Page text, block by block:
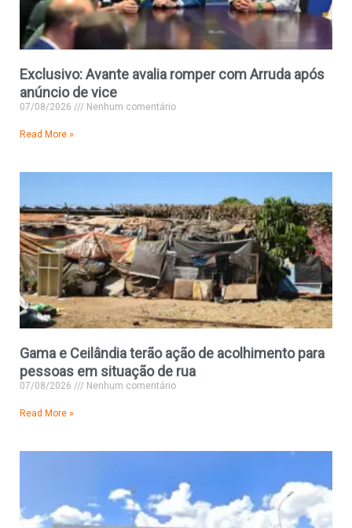
Exclusivo: Avante avalia romper com Arruda após
anúncio de vice
07/08/2026 Nenhum comentário
Read More »
Gama e Ceilândia terão ação de acolhimento para
pessoas em situação de rua
07/08/2026 Nenhum comentário
Read More »